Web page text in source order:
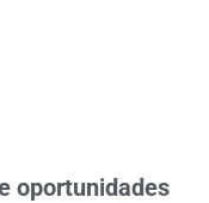
oportunidades